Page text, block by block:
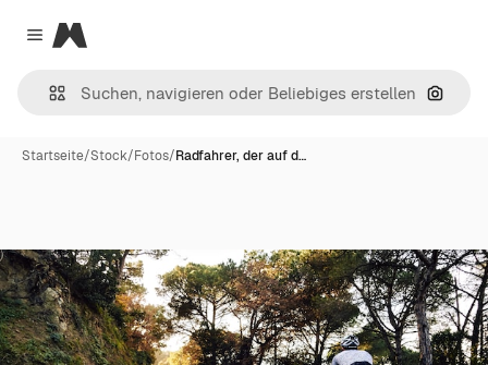
Close menu
Magnific
Nach
Startseite/Stock/Fotos/Radfahrer, der auf d…